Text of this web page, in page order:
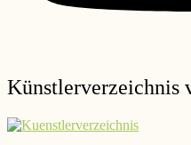
Künstlerverzeichnis